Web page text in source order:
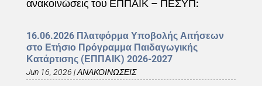
ανακοινώσεις του ΕΠΠΑΙΚ – ΠΕΣΥΠ:
16.06.2026 Πλατφόρμα Υποβολής Αιτήσεων
στο Ετήσιο Πρόγραμμα Παιδαγωγικής
Κατάρτισης (ΕΠΠΑΙΚ) 2026-2027
Jun 16, 2026 |ΑΝΑΚΟΙΝΩΣΕΙΣ